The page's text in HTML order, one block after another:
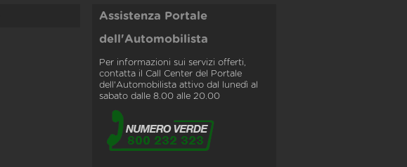
Assistenza Portale
dell'Automobilista
Per informazioni sui servizi offerti,
contatta il Call Center del Portale
dell'Automobilista attivo dal lunedì al
sabato dalle 8.00 alle 20.00